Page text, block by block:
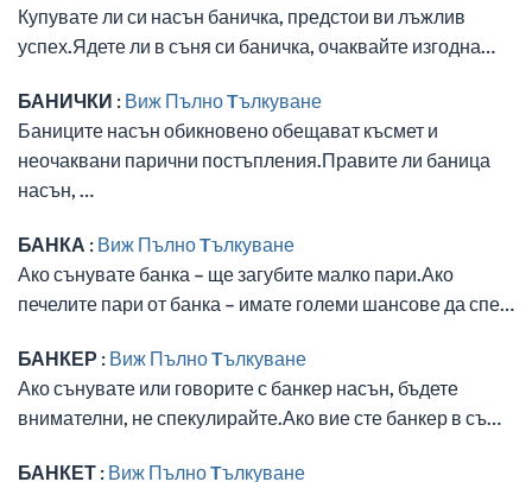
Купувате ли си насън баничка, предстои ви лъжлив
успех.Ядете ли в съня си баничка, очаквайте изгодна…
БАНИЧКИ : Виж Пълно Tълкуване
Баниците насън обикновено обещават късмет и
неочаквани парични постъпления.Правите ли баница
насън, …
БАНКА : Виж Пълно Tълкуване
Ако сънувате банка – ще загубите малко пари.Ако
печелите пари от банка – имате големи шансове да спе…
БАНКЕР : Виж Пълно Tълкуване
Ако сънувате или говорите с банкер насън, бъдете
внимателни, не спекулирайте.Ако вие сте банкер в съ…
БАНКЕТ : Виж Пълно Tълкуване